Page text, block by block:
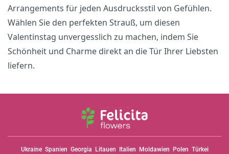
Arrangements für jeden Ausdrucksstil von Gefühlen.
Wählen Sie den perfekten Strauß, um diesen
Valentinstag unvergesslich zu machen, indem Sie
Schönheit und Charme direkt an die Tür Ihrer Liebsten
liefern.
Ukraine Spanien Georgia Litauen Italien Moldawien Polen Türkei